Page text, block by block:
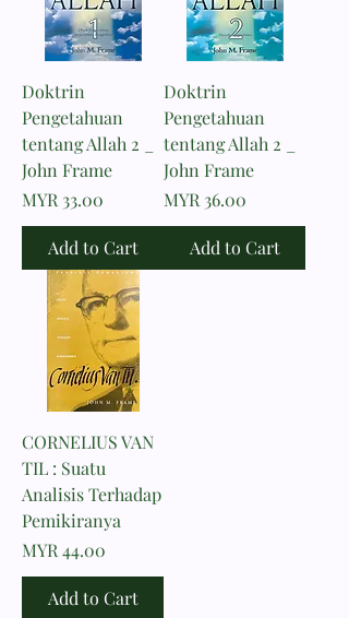
Doktrin
Pengetahuan
tentang Allah 2 _
John Frame
Price
MYR 33.00
Add to Cart
Doktrin
Pengetahuan
tentang Allah 2 _
John Frame
Price
MYR 36.00
Add to Cart
CORNELIUS VAN
TIL : Suatu
Analisis Terhadap
Pemikiranya
Price
MYR 44.00
Add to Cart